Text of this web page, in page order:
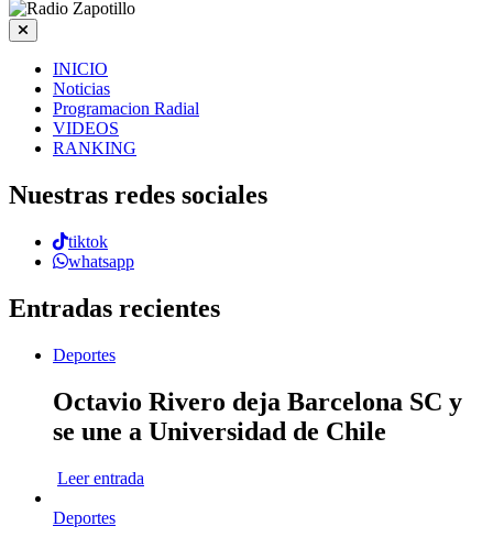
INICIO
Noticias
Programacion Radial
VIDEOS
RANKING
Nuestras redes sociales
tiktok
whatsapp
Entradas recientes
Deportes
Octavio Rivero deja Barcelona SC y
se une a Universidad de Chile
Leer entrada
Deportes